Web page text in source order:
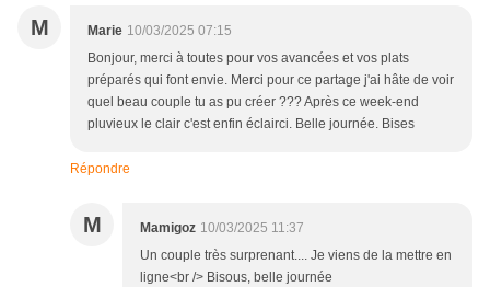
M Marie 10/03/2025 07:15
Bonjour, merci à toutes pour vos avancées et vos plats
préparés qui font envie. Merci pour ce partage j'ai hâte de voir
quel beau couple tu as pu créer ??? Après ce week-end
pluvieux le clair c'est enfin éclairci. Belle journée. Bises
Répondre
M Mamigoz 10/03/2025 11:37
Un couple très surprenant.... Je viens de la mettre en
ligne<br /> Bisous, belle journée